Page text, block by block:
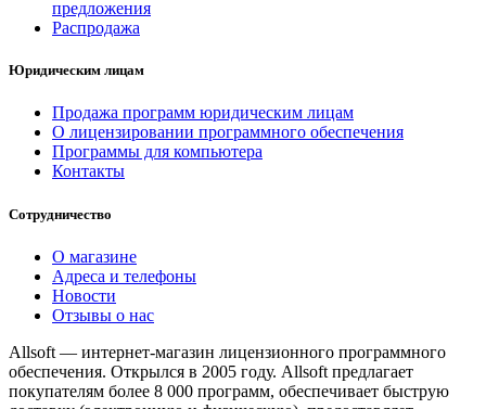
предложения
Распродажа
Юридическим лицам
Продажа программ юридическим лицам
О лицензировании программного обеспечения
Программы для компьютера
Контакты
Сотрудничество
О магазине
Адреса и телефоны
Новости
Отзывы о нас
Allsoft — интернет-магазин лицензионного программного
обеспечения. Открылся в 2005 году. Allsoft предлагает
покупателям более 8 000 программ, обеспечивает быструю